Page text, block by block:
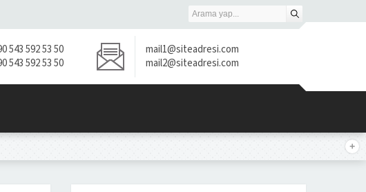
543 592 53 50
543 592 53 50
mail1@siteadresi.com
mail2@siteadresi.com